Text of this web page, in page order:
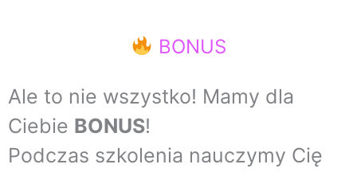
BONUS
Ale to nie wszystko! Mamy dla
Ciebie BONUS!
Podczas szkolenia nauczymy Cię